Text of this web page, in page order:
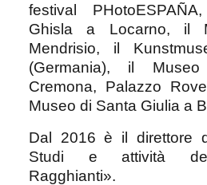
festival
Ghisla a Locarno, il
Mendrisio, il
(Germania), il
Cremona, Palazzo
Museo di Santa Giulia a
Dal 2016 è il direttore
Studi e attività
Ragghianti».